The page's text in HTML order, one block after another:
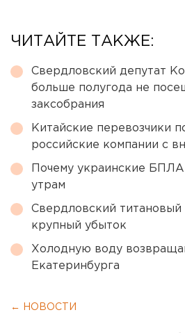
ЧИТАЙТЕ ТАКЖЕ:
Свердловский депутат
больше полугода не
заксобрания
Китайские перевозчики
российские компании с
Почему украинские
утрам
Свердловский титановый
крупный убыток
Холодную воду
Екатеринбурга
← НОВОСТИ